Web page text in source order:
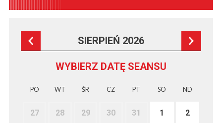
SIERPIEŃ 2026
WYBIERZ DATĘ SEANSU
PO WT ŚR CZ PT SO ND
27 28 29 30 31 1 2